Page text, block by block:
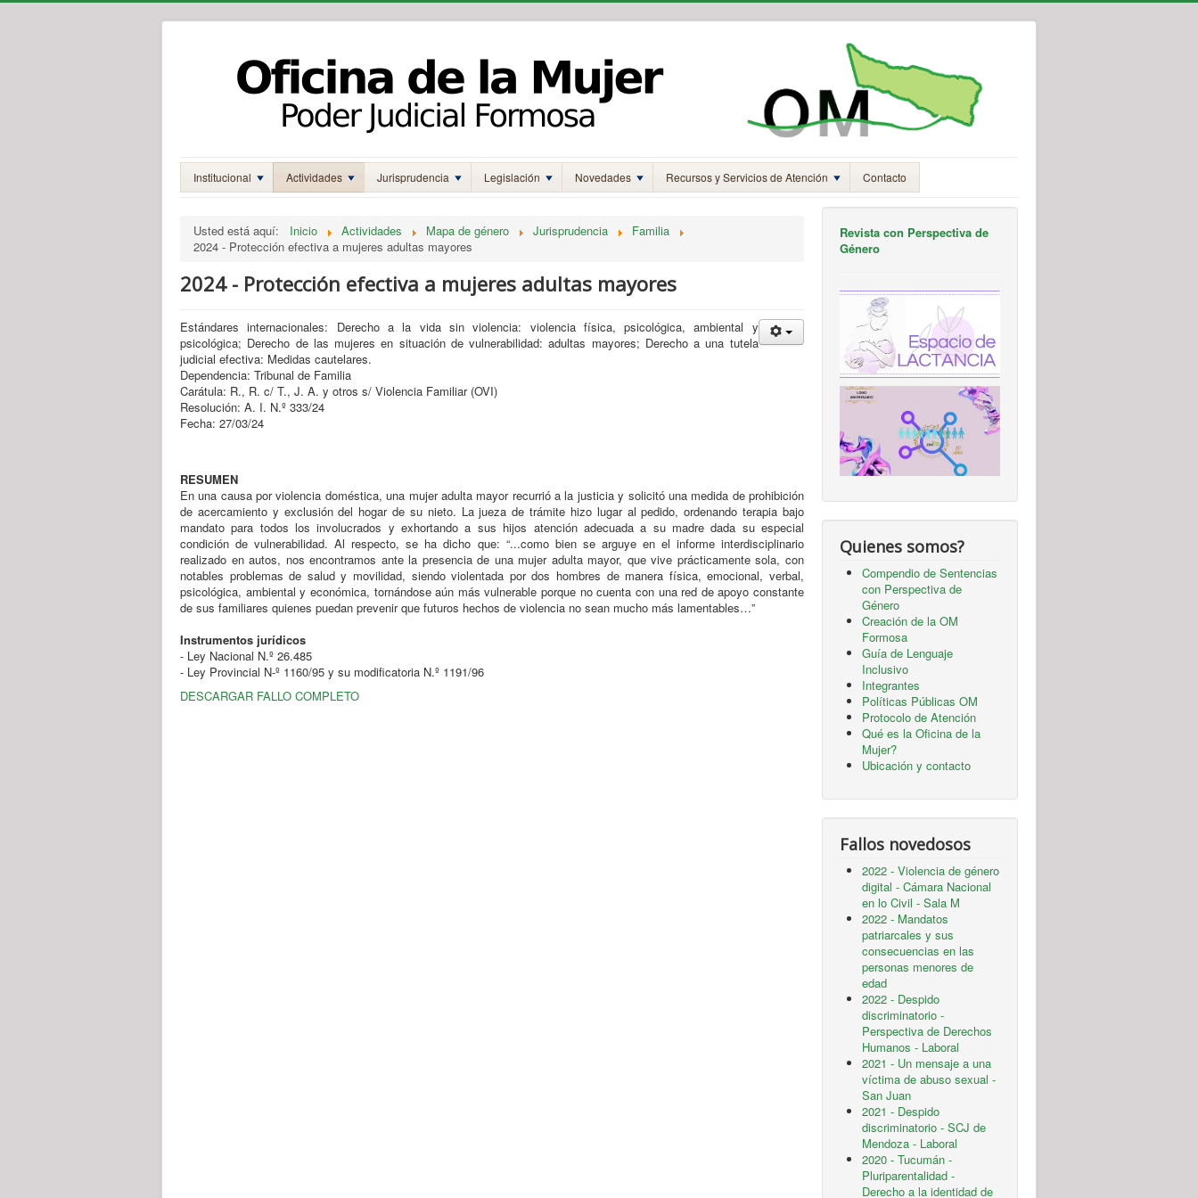
Institucional Actividades Jurisprudencia Legislación Novedades Recursos y Servicios de Atención Contacto
Usted está aquí: Inicio Actividades Mapa de género Jurisprudencia
Familia
2024 - Protección efectiva a mujeres adultas mayores
2024 - Protección efectiva a mujeres adultas mayores
Estándares internacionales: Derecho a la vida sin violencia: violencia física, psicológica, ambiental y
psicológica; Derecho de las mujeres en situación de vulnerabilidad: adultas mayores; Derecho a una tutela
judicial efectiva: Medidas cautelares.
Dependencia: Tribunal de Familia
Carátula: R., R. c/ T., J. A. y otros s/ Violencia Familiar (OVI)
Resolución: A. I. N.º 333/24
Fecha: 27/03/24
RESUMEN
En una causa por violencia doméstica, una mujer adulta mayor recurrió a la justicia y solicitó una medida de prohibición
de acercamiento y exclusión del hogar de su nieto. La jueza de trámite hizo lugar al pedido, ordenando terapia bajo
mandato para todos los involucrados y exhortando a sus hijos atención adecuada a su madre dada su especial
condición de vulnerabilidad. Al respecto, se ha dicho que: “...como bien se arguye en el informe interdisciplinario
realizado en autos, nos encontramos ante la presencia de una mujer adulta mayor, que vive prácticamente sola, con
notables problemas de salud y movilidad, siendo violentada por dos hombres de manera física, emocional, verbal,
psicológica, ambiental y económica, tornándose aún más vulnerable porque no cuenta con una red de apoyo constante
de sus familiares quienes puedan prevenir que futuros hechos de violencia no sean mucho más lamentables…”
Instrumentos jurídicos
- Ley Nacional N.º 26.485
- Ley Provincial N-º 1160/95 y su modificatoria N.º 1191/96
DESCARGAR FALLO COMPLETO
Revista con Perspectiva de
Género
Quienes somos?
Compendio de Sentencias
con Perspectiva de
Género
Creación de la OM
Formosa
Guía de Lenguaje
Inclusivo
Integrantes
Políticas Públicas OM
Protocolo de Atención
Qué es la Oficina de la
Mujer?
Ubicación y contacto
Fallos novedosos
2022 - Violencia de género
digital - Cámara Nacional
en lo Civil - Sala M
2022 - Mandatos
patriarcales y sus
consecuencias en las
personas menores de
edad
2022 - Despido
discriminatorio -
Perspectiva de Derechos
Humanos - Laboral
2021 - Un mensaje a una
víctima de abuso sexual -
San Juan
2021 - Despido
discriminatorio - SCJ de
Mendoza - Laboral
2020 - Tucumán -
Pluriparentalidad -
Derecho a la identidad de